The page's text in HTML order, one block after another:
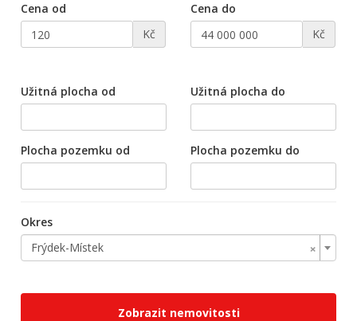
Cena od
Kč
Cena do
Kč
Užitná plocha od Užitná plocha do
Plocha pozemku od Plocha pozemku do
Okres
×
Frýdek-Místek
Zobrazit nemovitosti